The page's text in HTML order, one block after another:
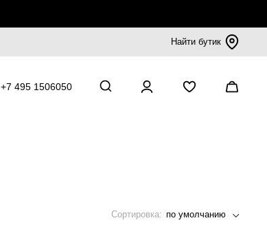
Найти бутик
+7 495 1506050
Сортировка: по умолчанию